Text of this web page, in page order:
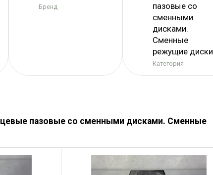
Бренд
пазовые со
сменными
дисками.
Сменные
режущие диски
Категория
пазовые со сменными дисками. Сменные